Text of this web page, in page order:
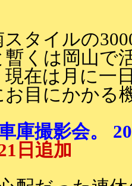
スタイルの
暫くは岡山で
現在は月に一
お目にかかる
庫撮影会
日追加